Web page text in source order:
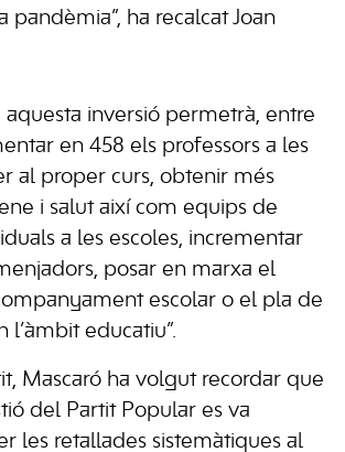
pandèmia”, ha recalcat Joan
aquesta inversió permetrà, entre
en 458 els professors a les
al proper curs, obtenir més
i salut així com equips de
a les escoles, incrementar
posar en marxa el
escolar o el pla de
l’àmbit educatiu”.
Mascaró ha volgut recordar que
del Partit Popular es va
les retallades sistemàtiques al